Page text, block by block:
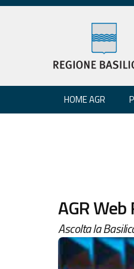
HOME AGR
AGR Web
Ascolta la